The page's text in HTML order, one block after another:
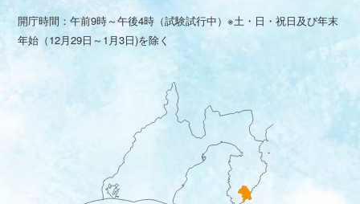
開庁時間：午前9時～午後4時（試験試行中）※土・日・祝日及び年末
年始（12月29日～1月3日)を除く